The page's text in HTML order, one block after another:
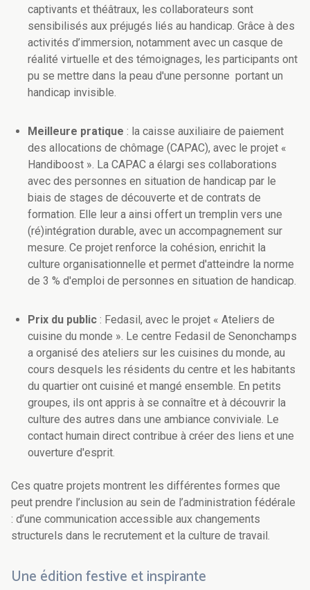
captivants et théâtraux, les collaborateurs sont
sensibilisés aux préjugés liés au handicap. Grâce à des
activités d’immersion, notamment avec un casque de
réalité virtuelle et des témoignages, les participants ont
pu se mettre dans la peau d'une personne portant un
handicap invisible.
Meilleure pratique : la caisse auxiliaire de paiement
des allocations de chômage (CAPAC), avec le projet «
Handiboost ». La CAPAC a élargi ses collaborations
avec des personnes en situation de handicap par le
biais de stages de découverte et de contrats de
formation. Elle leur a ainsi offert un tremplin vers une
(ré)intégration durable, avec un accompagnement sur
mesure. Ce projet renforce la cohésion, enrichit la
culture organisationnelle et permet d'atteindre la norme
de 3 % d'emploi de personnes en situation de handicap.
Prix du public : Fedasil, avec le projet « Ateliers de
cuisine du monde ». Le centre Fedasil de Senonchamps
a organisé des ateliers sur les cuisines du monde, au
cours desquels les résidents du centre et les habitants
du quartier ont cuisiné et mangé ensemble. En petits
groupes, ils ont appris à se connaître et à découvrir la
culture des autres dans une ambiance conviviale. Le
contact humain direct contribue à créer des liens et une
ouverture d'esprit.
Ces quatre projets montrent les différentes formes que
peut prendre l’inclusion au sein de l’administration fédérale
: d’une communication accessible aux changements
structurels dans le recrutement et la culture de travail.
Une édition festive et inspirante